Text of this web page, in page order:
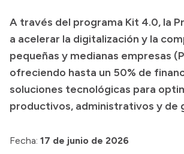
Compras y licitaciones
Consulta de expedientes
Consulta de pago a proveedores
Convocatorias
Intranet
A través del programa Kit 4.0, la
a acelerar la digitalización y la
pequeñas y medianas empresas
ofreciendo hasta un 50% de
soluciones tecnológicas para
productivos, administrativos y de
Fecha: 17 de junio de 2026